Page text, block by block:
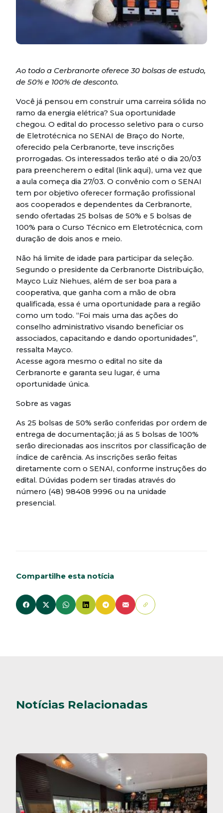
Ao todo a Cerbranorte oferece 30 bolsas de estudo,
de 50% e 100% de desconto.
Você já pensou em construir uma carreira sólida no
ramo da energia elétrica? Sua oportunidade
chegou. O edital do processo seletivo para o curso
de Eletrotécnica no SENAI de Braço do Norte,
oferecido pela Cerbranorte, teve inscrições
prorrogadas. Os interessados terão até o dia 20/03
para preencherem o edital (link aqui), uma vez que
a aula começa dia 27/03. O convênio com o SENAI
tem por objetivo oferecer formação profissional
aos cooperados e dependentes da Cerbranorte,
sendo ofertadas 25 bolsas de 50% e 5 bolsas de
100% para o Curso Técnico em Eletrotécnica, com
duração de dois anos e meio.
Não há limite de idade para participar da seleção.
Segundo o presidente da Cerbranorte Distribuição,
Mayco Luiz Niehues, além de ser boa para a
cooperativa, que ganha com a mão de obra
qualificada, essa é uma oportunidade para a região
como um todo. “Foi mais uma das ações do
conselho administrativo visando beneficiar os
associados, capacitando e dando oportunidades”,
ressalta Mayco.
Acesse agora mesmo o edital no site da
Cerbranorte e garanta seu lugar, é uma
oportunidade única.
Sobre as vagas
As 25 bolsas de 50% serão conferidas por ordem de
entrega de documentação; já as 5 bolsas de 100%
serão direcionadas aos inscritos por classificação de
índice de carência. As inscrições serão feitas
diretamente com o SENAI, conforme instruções do
edital. Dúvidas podem ser tiradas através do
número (48) 98408 9996 ou na unidade
presencial.
Compartilhe esta notícia
Notícias Relacionadas